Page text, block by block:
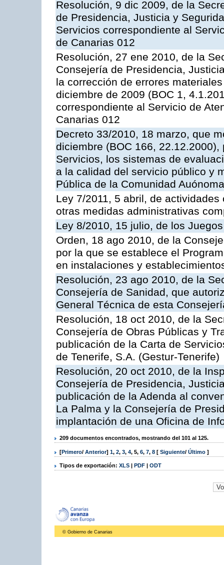
Resolución, 9 dic 2009, de la
de Presidencia, Justicia y
Servicios correspondiente al
de Canarias 012
Resolución, 27 ene 2010, de la
Consejería de Presidencia,
la corrección de errores
diciembre de 2009 (BOC 1,
correspondiente al Servicio de
Canarias 012
Decreto 33/2010, 18 marzo, que
diciembre (BOC 166,
Servicios, los sistemas de
a la calidad del servicio público y
Pública de la Comunidad
Ley 7/2011, 5 abril, de
otras medidas administrativas
Ley 8/2010, 15 julio, de los
Orden, 18 ago 2010, de la
por la que se establece el
en instalaciones y
Resolución, 23 ago 2010, de la
Consejería de Sanidad, que
General Técnica de esta
Resolución, 18 oct 2010, de la
Consejería de Obras Públicas y
publicación de la Carta de
de Tenerife, S.A. (Gestur-Tenerife)
Resolución, 20 oct 2010, de la
Consejería de Presidencia,
publicación de la Adenda al
La Palma y la Consejería de
implantación de una Oficina de
209 documentos encontrados, mostrando del 101 al 125.
[Primero/ Anterior] 1, 2, 3, 4, 5, 6, 7, 8 [ Siguiente/ Último ]
Tipos de exportación: XLS | PDF | ODT
© Gobierno de Canarias